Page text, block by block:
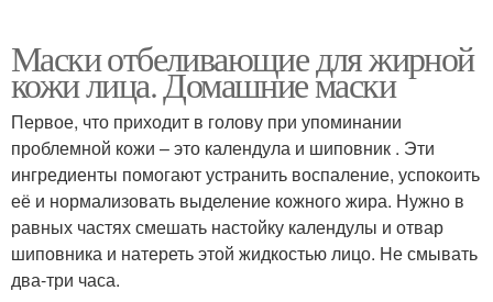
Маски отбеливающие для жирной
кожи лица. Домашние маски
Первое, что приходит в голову при упоминании
проблемной кожи – это календула и шиповник . Эти
ингредиенты помогают устранить воспаление, успокоить
её и нормализовать выделение кожного жира. Нужно в
равных частях смешать настойку календулы и отвар
шиповника и натереть этой жидкостью лицо. Не смывать
два-три часа.